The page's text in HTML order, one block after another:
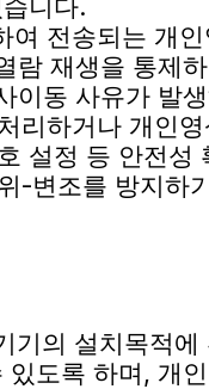
니다.
여 전송되는 개
람 재생을 통제
이동 사유가 발
리하거나 개인
설정 등 안전
-변조를 방지하
기의 설치목적
도록 하며, 개